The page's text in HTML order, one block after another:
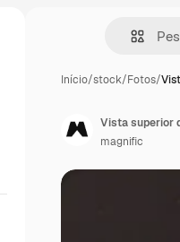
Início/stock/Fotos/
Vista superior
magnific